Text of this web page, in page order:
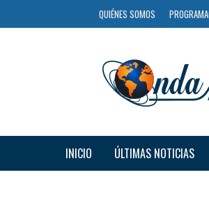
QUIÉNES SOMOS
INICIO ÚLTIMAS NOTICIAS